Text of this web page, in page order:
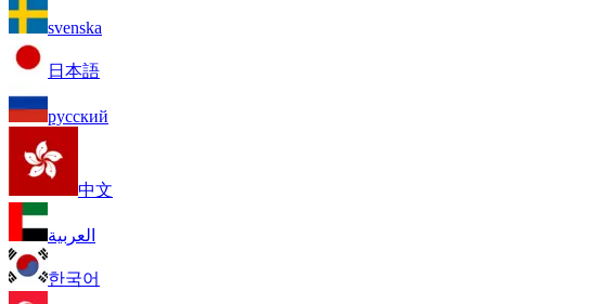
svenska
日本語
русский
中文
العربية
한국어